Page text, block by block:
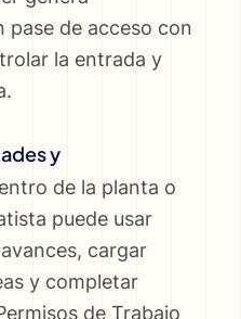
pase de acceso con
la entrada y
y
de la planta o
puede usar
cargar
y completar
de Trabajo